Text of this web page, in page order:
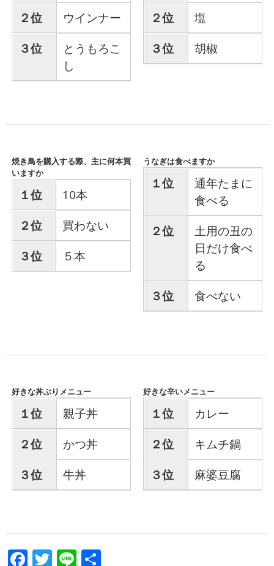
２位
ウインナー
３位
とうもろこ
し
２位
塩
３位
胡椒
焼き鳥を購入する際、主に何本買
いますか
１位
10本
２位
買わない
３位
５本
うなぎは食べますか
１位
通年たまに
食べる
２位
土用の丑の
日だけ食べ
る
３位
食べない
好きな丼ぶりメニュー
１位
親子丼
２位
かつ丼
３位
牛丼
好きな辛いメニュー
１位
カレー
２位
キムチ鍋
３位
麻婆豆腐
F T Li 共